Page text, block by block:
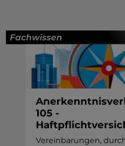
Fachwissen
105 -
Vereinbarungen,